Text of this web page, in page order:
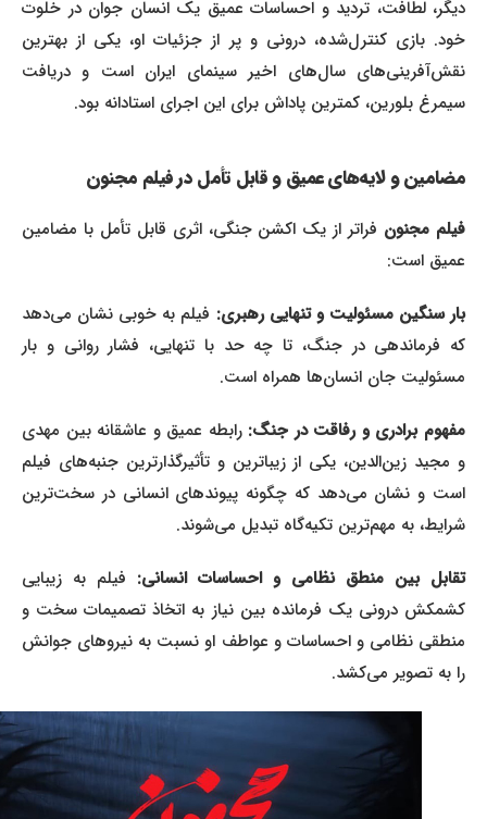
دیگر، لطافت، تردید و احساسات عمیق یک انسان جوان در خلوت
خود. بازی کنترل‌شده، درونی و پر از جزئیات او، یکی از بهترین
نقش‌آفرینی‌های سال‌های اخیر سینمای ایران است و دریافت
سیمرغ بلورین، کمترین پاداش برای این اجرای استادانه بود.
مضامین و لایه‌های عمیق و قابل تأمل در فیلم مجنون
فیلم مجنونفراتر از یک اکشن جنگی، اثری قابل تأمل با مضامین
عمیق است:
بار سنگین مسئولیت و تنهایی رهبری:فیلم به خوبی نشان می‌دهد
که فرماندهی در جنگ، تا چه حد با تنهایی، فشار روانی و بار
مسئولیت جان انسان‌ها همراه است.
مفهوم برادری و رفاقت در جنگ:رابطه عمیق و عاشقانه بین مهدی
و مجید زین‌الدین، یکی از زیباترین و تأثیرگذارترین جنبه‌های فیلم
است و نشان می‌دهد که چگونه پیوندهای انسانی در سخت‌ترین
شرایط، به مهم‌ترین تکیه‌گاه تبدیل می‌شوند.
تقابل بین منطق نظامی و احساسات انسانی:فیلم به زیبایی
کشمکش درونی یک فرمانده بین نیاز به اتخاذ تصمیمات سخت و
منطقی نظامی و احساسات و عواطف او نسبت به نیروهای جوانش
را به تصویر می‌کشد.